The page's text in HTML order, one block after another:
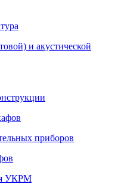
и акустической
приборов
УКРМ